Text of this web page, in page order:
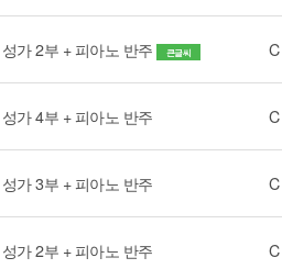
성가 2부 + 피아노 반주 큰글씨
성가 4부 + 피아노 반주
성가 3부 + 피아노 반주
성가 2부 + 피아노 반주